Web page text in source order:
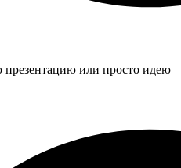
презентацию или просто идею